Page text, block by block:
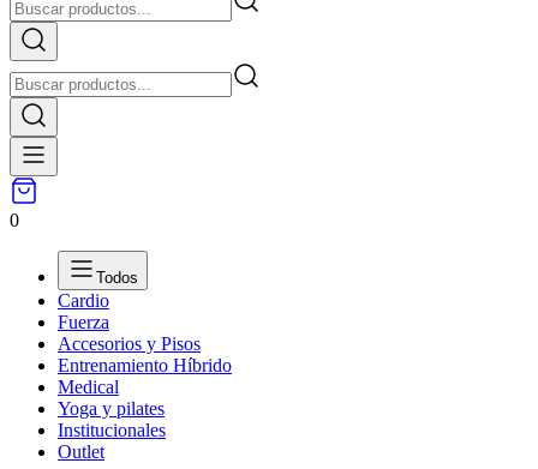
0
Todos
Cardio
Fuerza
Accesorios y Pisos
Entrenamiento Híbrido
Medical
Yoga y pilates
Institucionales
Outlet